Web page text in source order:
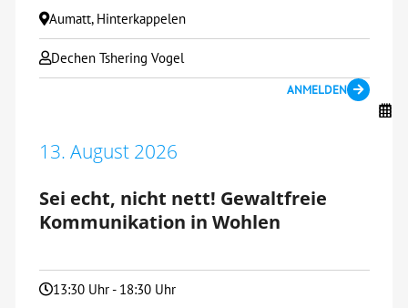
Aumatt, Hinterkappelen
Dechen Tshering Vogel
ANMELDEN
13. August 2026
Sei echt, nicht nett! Gewaltfreie
Kommunikation in Wohlen
13:30 Uhr - 18:30 Uhr